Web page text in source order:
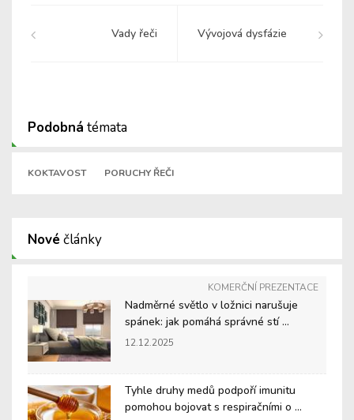
Vady řeči Vývojová dysfázie
Podobná témata
KOKTAVOST PORUCHY ŘEČI
Nové články
KOMERČNÍ PREZENTACE
Nadměrné světlo v ložnici narušuje
spánek: jak pomáhá správné stí ...
12.12.2025
Tyhle druhy medů podpoří imunitu
pomohou bojovat s respiračními o ...